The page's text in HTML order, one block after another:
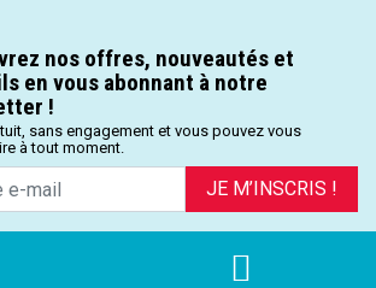
nos offres, nouveautés et
en vous abonnant à notre
!
sans engagement et vous pouvez vous
à tout moment.
JE M’INSCRIS !